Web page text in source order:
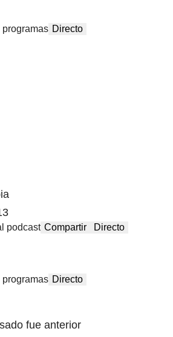
programas Directo
podcast Compartir Directo
programas Directo
fue anterior